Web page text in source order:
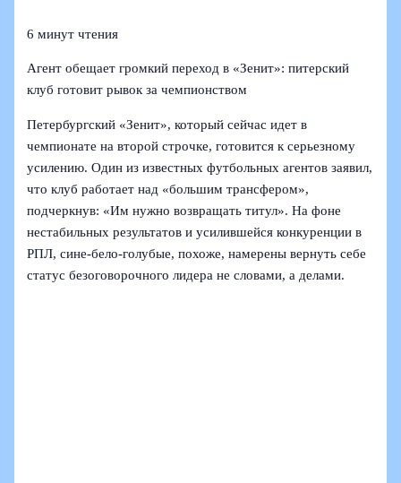
6 минут чтения
Агент обещает громкий переход в «Зенит»: питерский
клуб готовит рывок за чемпионством
Петербургский «Зенит», который сейчас идет в
чемпионате на второй строчке, готовится к серьезному
усилению. Один из известных футбольных агентов заявил,
что клуб работает над «большим трансфером»,
подчеркнув: «Им нужно возвращать титул». На фоне
нестабильных результатов и усилившейся конкуренции в
РПЛ, сине-бело-голубые, похоже, намерены вернуть себе
статус безоговорочного лидера не словами, а делами.